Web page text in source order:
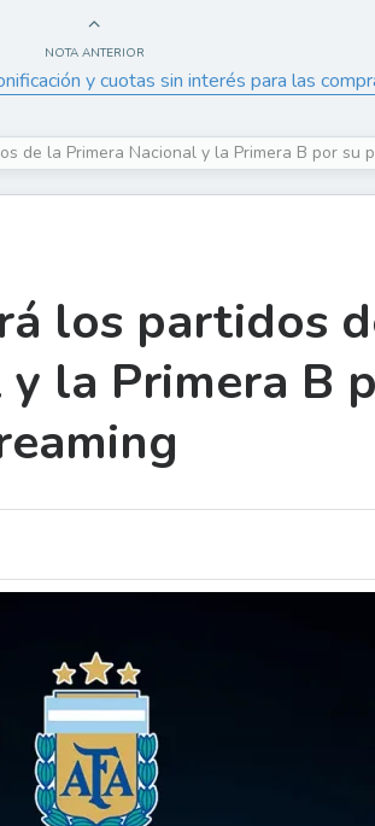
NOTA ANTERIOR
y cuotas sin interés para las
de la Primera Nacional y la Primera B por su
los partidos
la Primera B